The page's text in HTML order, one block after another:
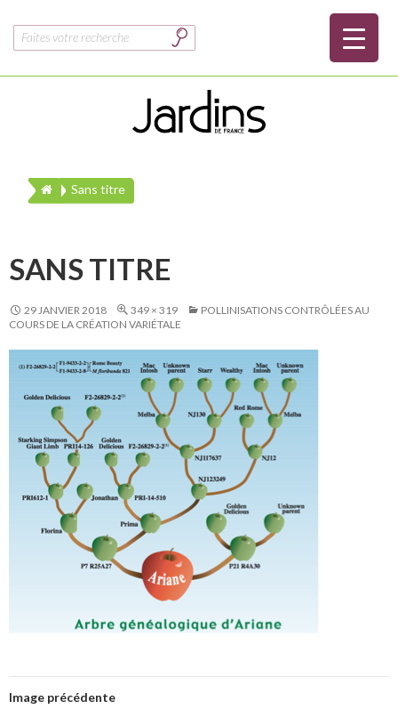
Rechercher :
Sans titre
SANS TITRE
29 JANVIER 2018 349 × 319
POLLINISATIONS CONTRÔLÉES AU
COURS DE LA CRÉATION VARIÉTALE
Image précédente